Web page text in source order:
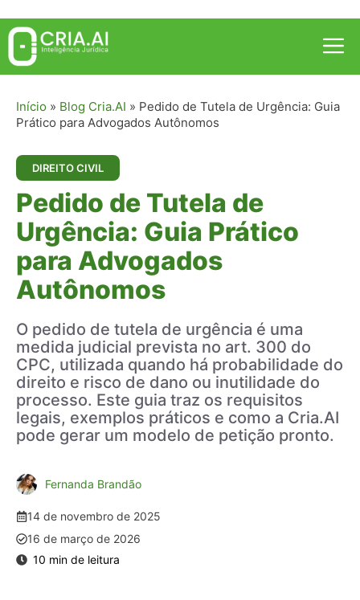
Pular
para
conteúdo
Início » Blog Cria.AI » Pedido de Tutela de Urgência: Guia
Prático para Advogados Autônomos
DIREITO CIVIL
Pedido de Tutela de
Urgência: Guia Prático
para Advogados
Autônomos
O pedido de tutela de urgência é uma
medida judicial prevista no art. 300 do
CPC, utilizada quando há probabilidade do
direito e risco de dano ou inutilidade do
processo. Este guia traz os requisitos
legais, exemplos práticos e como a Cria.AI
pode gerar um modelo de petição pronto.
Fernanda Brandão
14 de novembro de 2025
16 de março de 2026